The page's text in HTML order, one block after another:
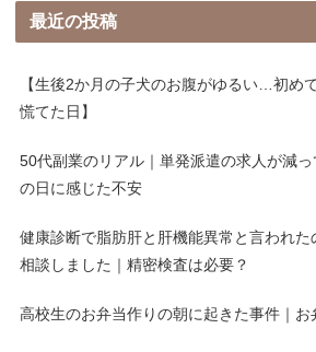
最近の投稿
【生後2か月の子犬のお腹がゆるい…初め
慌てた日】
50代副業のリアル｜単発派遣の求人が減
の日に感じた不安
健康診断で脂肪肝と肝機能異常と言われた
相談しました｜精密検査は必要？
高校生のお弁当作りの朝に起きた事件｜お